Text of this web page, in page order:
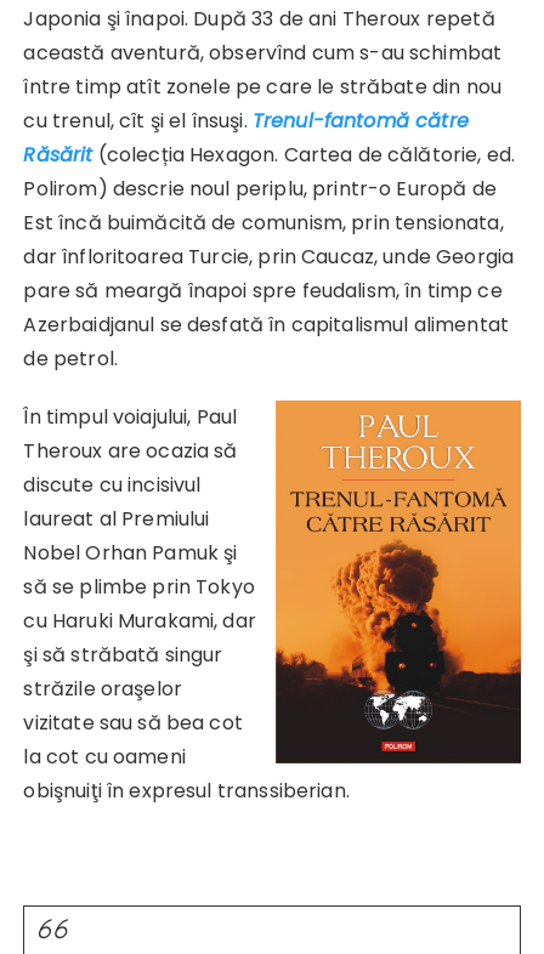
Japonia şi înapoi. După 33 de ani Theroux repetă
această aventură, observînd cum s-au schimbat
între timp atît zonele pe care le străbate din nou
cu trenul, cît şi el însuşi. Trenul-fantomă către
Răsărit(colecția Hexagon. Cartea de călătorie, ed.
Polirom) descrie noul periplu, printr-o Europă de
Est încă buimăcită de comunism, prin tensionata,
dar înfloritoarea Turcie, prin Caucaz, unde Georgia
pare să meargă înapoi spre feudalism, în timp ce
Azerbaidjanul se desfată în capitalismul alimentat
de petrol.
În timpul voiajului, Paul
Theroux are ocazia să
discute cu incisivul
laureat al Premiului
Nobel Orhan Pamuk şi
să se plimbe prin Tokyo
cu Haruki Murakami, dar
şi să străbată singur
străzile oraşelor
vizitate sau să bea cot
la cot cu oameni
obişnuiţi în expresul transsiberian.